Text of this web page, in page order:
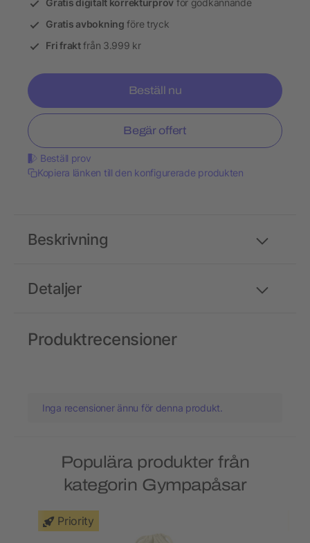
Gratis digitalt korrekturprov för godkännande
Gratis avbokning före tryck
Fri fraktfrån 3.999 kr
Beställ nu
Begär offert
Beställ prov
Kopiera länken till den konfigurerade produkten
Detaljer
Beskrivning
Produktrecensioner
Inga recensioner ännu för denna produkt.
Populära produkter från
kategorin Gympapåsar
Priority